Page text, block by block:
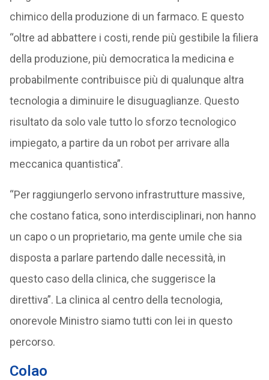
chimico della produzione di un farmaco. E questo
“oltre ad abbattere i costi, rende più gestibile la filiera
della produzione, più democratica la medicina e
probabilmente contribuisce più di qualunque altra
tecnologia a diminuire le disuguaglianze. Questo
risultato da solo vale tutto lo sforzo tecnologico
impiegato, a partire da un robot per arrivare alla
meccanica quantistica”.
“Per raggiungerlo servono infrastrutture massive,
che costano fatica, sono interdisciplinari, non hanno
un capo o un proprietario, ma gente umile che sia
disposta a parlare partendo dalle necessità, in
questo caso della clinica, che suggerisce la
direttiva”. La clinica al centro della tecnologia,
onorevole Ministro siamo tutti con lei in questo
percorso.
Colao